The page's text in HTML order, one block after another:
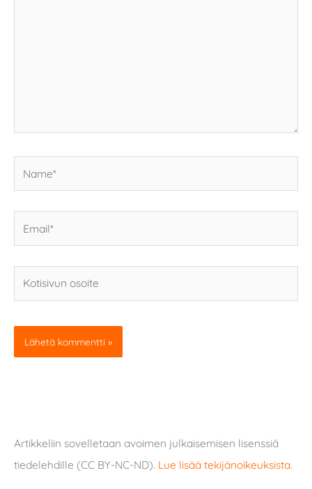
osoite
Artikkeliin sovelletaan avoimen julkaisemisen lisenssiä
tiedelehdille (CC BY-NC-ND). Lue lisää tekijänoikeuksista.